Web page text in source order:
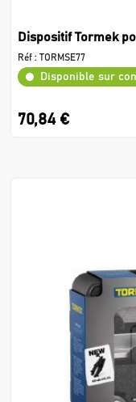
Dispositif Tormek
Réf :TORMSE77
Disponible sur
70,84 €